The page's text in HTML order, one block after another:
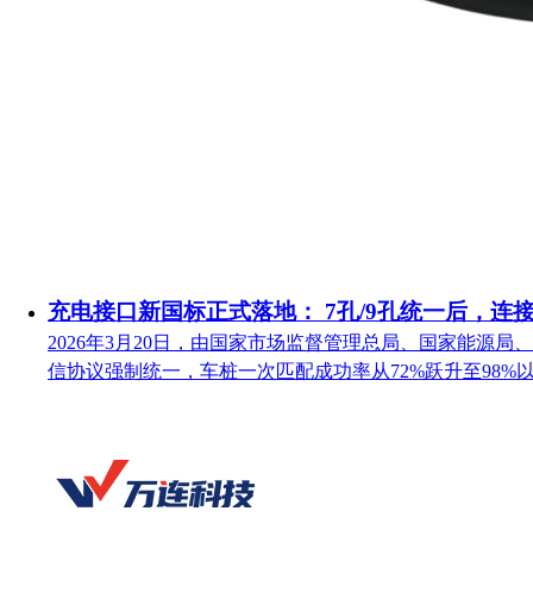
充电接口新国标正式落地： 7孔/9孔统一后，连
2026年3月20日，由国家市场监督管理总局、国家能源局
信协议强制统一，车桩一次匹配成功率从72%跃升至